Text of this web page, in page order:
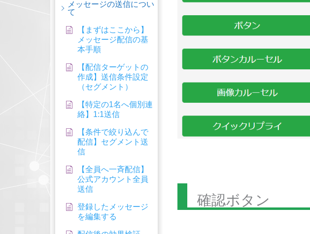
メッセージの送信につい
て
【まずはここから】
メッセージ配信の基
本手順
【配信ターゲットの
作成】送信条件設定
（セグメント）
【特定の1名へ個別連
絡】1:1送信
【条件で絞り込んで
配信】セグメント送
信
【全員へ一斉配信】
公式アカウント全員
送信
登録したメッセージ
を編集する
確認ボタン